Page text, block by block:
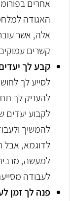
אחרים
האגודה
אלה, אשר
קשרים עמוקים
קבע לך
לסייע לך לחוש
להעניק לך
לקבוע יעדים
לדוגמא, אבל
למעשה,
לעבודה
פנה לך זמן